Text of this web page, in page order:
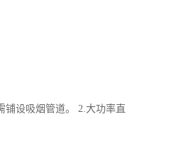
铺设吸烟管道。 2.大功率直